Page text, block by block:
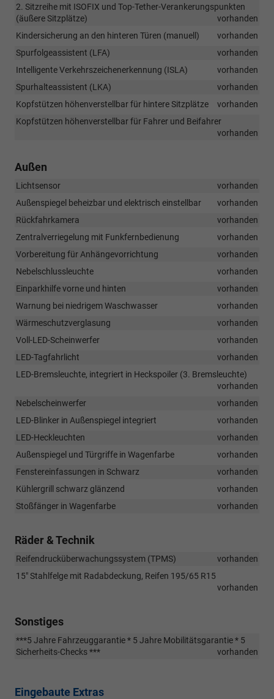
2. Sitzreihe mit ISOFIX und Top-Tether-Verankerungspunkten
(äußere Sitzplätze)
vorhanden
Kindersicherung an den hinteren Türen (manuell)
vorhanden
Spurfolgeassistent (LFA)
vorhanden
Intelligente Verkehrszeichenerkennung (ISLA)
vorhanden
Spurhalteassistent (LKA)
vorhanden
Kopfstützen höhenverstellbar für hintere Sitzplätze
vorhanden
Kopfstützen höhenverstellbar für Fahrer und Beifahrer
vorhanden
Außen
Lichtsensor
vorhanden
Außenspiegel beheizbar und elektrisch einstellbar
vorhanden
Rückfahrkamera
vorhanden
Zentralverriegelung mit Funkfernbedienung
vorhanden
Vorbereitung für Anhängevorrichtung
vorhanden
Nebelschlussleuchte
vorhanden
Einparkhilfe vorne und hinten
vorhanden
Warnung bei niedrigem Waschwasser
vorhanden
Wärmeschutzverglasung
vorhanden
Voll-LED-Scheinwerfer
vorhanden
LED-Tagfahrlicht
vorhanden
LED-Bremsleuchte, integriert in Heckspoiler (3. Bremsleuchte)
vorhanden
Nebelscheinwerfer
vorhanden
LED-Blinker in Außenspiegel integriert
vorhanden
LED-Heckleuchten
vorhanden
Außenspiegel und Türgriffe in Wagenfarbe
vorhanden
Fenstereinfassungen in Schwarz
vorhanden
Kühlergrill schwarz glänzend
vorhanden
Stoßfänger in Wagenfarbe
vorhanden
Räder & Technik
Reifendrucküberwachungssystem (TPMS)
vorhanden
15" Stahlfelge mit Radabdeckung, Reifen 195/65 R15
vorhanden
Sonstiges
***5 Jahre Fahrzeuggarantie * 5 Jahre Mobilitätsgarantie * 5
Sicherheits-Checks ***
vorhanden
Eingebaute Extras